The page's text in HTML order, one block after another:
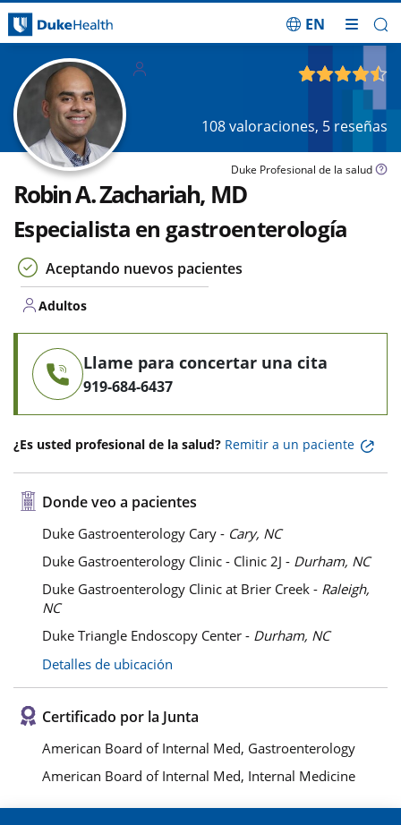
EN
108valoraciones, 5 reseñas
Duke Profesional de la salud
Robin A. Zachariah, MD
Especialista en gastroenterología
Aceptando nuevos pacientes
Adultos
Llame para concertar una cita
919-684-6437
¿Es usted profesional de la salud? Remitir a un paciente
Donde veo a pacientes
Duke Gastroenterology Cary - Cary, NC
Duke Gastroenterology Clinic - Clinic 2J - Durham, NC
Duke Gastroenterology Clinic at Brier Creek - Raleigh,
NC
Duke Triangle Endoscopy Center - Durham, NC
Detalles de ubicación
Certificado por la Junta
American Board of Internal Med, Gastroenterology
American Board of Internal Med, Internal Medicine